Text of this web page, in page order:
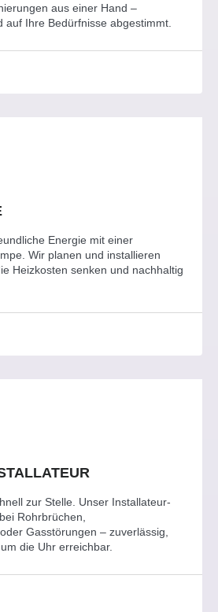
aus einer Hand –
auf Ihre Bedürfnisse abgestimmt.
Energie mit einer
Wir planen und installieren
Heizkosten senken und nachhaltig
zur Stelle. Unser Installateur-
Rohrbrüchen,
Gasstörungen – zuverlässig,
die Uhr erreichbar.